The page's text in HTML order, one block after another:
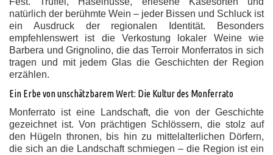
natürlich der berühmte Wein – jeder Bissen und Schluck ist
ein Ausdruck der regionalen Identität. Besonders
empfehlenswert ist die Verkostung lokaler Weine wie
Barbera und Grignolino, die das Terroir Monferratos in sich
tragen und mit jedem Glas die Geschichten der Region
erzählen.
Ein Erbe von unschätzbarem Wert: Die Kultur des Monferrato
Monferrato ist eine Landschaft, die von der Geschichte
gezeichnet ist. Von prächtigen Schlössern, die stolz auf
den Hügeln thronen, bis hin zu mittelalterlichen Dörfern,
die sich an die Landschaft schmiegen – die Region ist ein